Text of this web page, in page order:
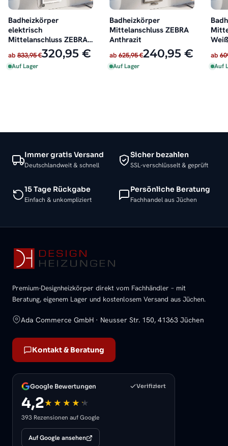
Badheizkörper
elektrisch
Mittelanschluss ZEBRA
Weiß inkl. Heizstab
ab 833,95 €320,95 €
Auf Lager
Badheizkörper
Mittelanschluss ZEBRA
Anthrazit
ab 625,95 €240,95 €
Auf Lager
ab
Auf
Immer gratis Versand
Deutschlandweit & schnell
Sicher bezahlen
SSL-verschlüsselt & geprüft
15 Tage Rückgabe
Einfach & unkompliziert
Persönliche Beratung
Fachhandel aus Jüchen
Premium-Designheizkörper direkt vom Fachhändler – mit
Beratung, eigenem Lager und kostenlosem Versand aus Jüchen.
Ada Commerce GmbH · Neusser Str. 150, 41363 Jüchen
Kontakt & Beratung
Google Bewertungen Verifiziert
4,2
393 Rezensionen auf Google
Auf Google ansehen